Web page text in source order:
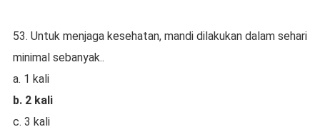
53. Untuk menjaga kesehatan, mandi dilakukan dalam sehari
minimal sebanyak..
a. 1 kali
b. 2 kali
c. 3 kali